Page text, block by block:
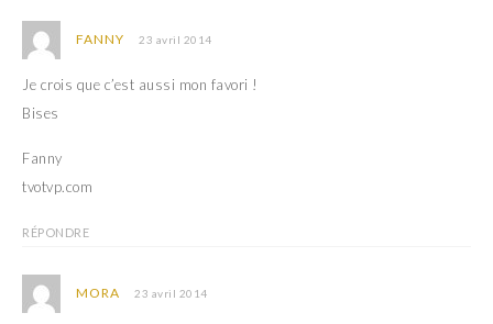
FANNY 23 avril 2014
Je crois que c’est aussi mon favori !
Bises
Fanny
tvotvp.com
RÉPONDRE
MORA 23 avril 2014